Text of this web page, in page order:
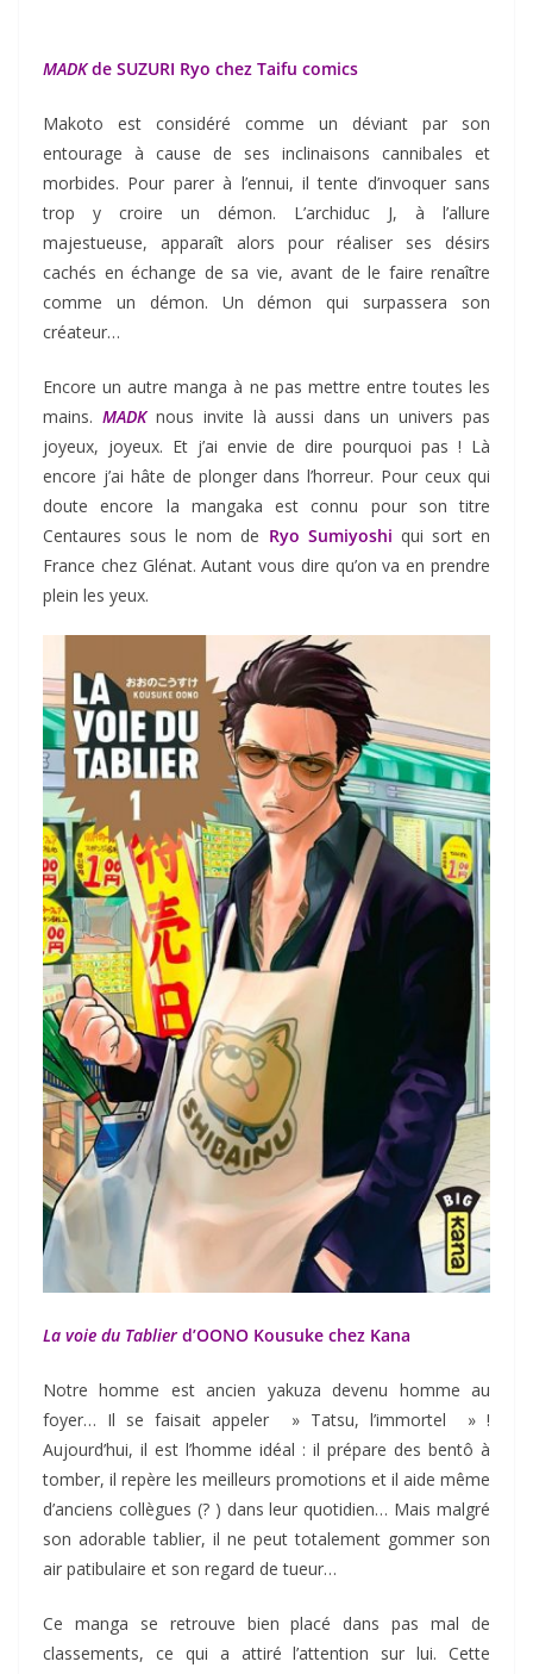
MADKde SUZURI Ryo chez Taifu comics
Makoto est considéré comme un déviant par son
entourage à cause de ses inclinaisons cannibales et
morbides. Pour parer à l’ennui, il tente d’invoquer sans
trop y croire un démon. L’archiduc J, à l’allure
majestueuse, apparaît alors pour réaliser ses désirs
cachés en échange de sa vie, avant de le faire renaître
comme un démon. Un démon qui surpassera son
créateur…
Encore un autre manga à ne pas mettre entre toutes les
mains. MADKnous invite là aussi dans un univers pas
joyeux, joyeux. Et j’ai envie de dire pourquoi pas ! Là
encore j’ai hâte de plonger dans l’horreur. Pour ceux qui
doute encore la mangaka est connu pour son titre
Centaures sous le nom de Ryo Sumiyoshi qui sort en
France chez Glénat. Autant vous dire qu’on va en prendre
plein les yeux.
La voie du Tablier d’OONO Kousuke chez Kana
Notre homme est ancien yakuza devenu homme au
foyer… Il se faisait appeler » Tatsu, l’immortel » !
Aujourd’hui, il est l’homme idéal : il prépare des bentô à
tomber, il repère les meilleurs promotions et il aide même
d’anciens collègues (? ) dans leur quotidien… Mais malgré
son adorable tablier, il ne peut totalement gommer son
air patibulaire et son regard de tueur…
Ce manga se retrouve bien placé dans pas mal de
classements, ce qui a attiré l’attention sur lui. Cette